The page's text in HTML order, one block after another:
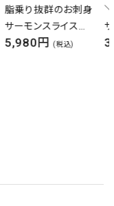
＼3個で1個無料／
サーモンたたき＆い
くら丼セット
3,499円 (税込)